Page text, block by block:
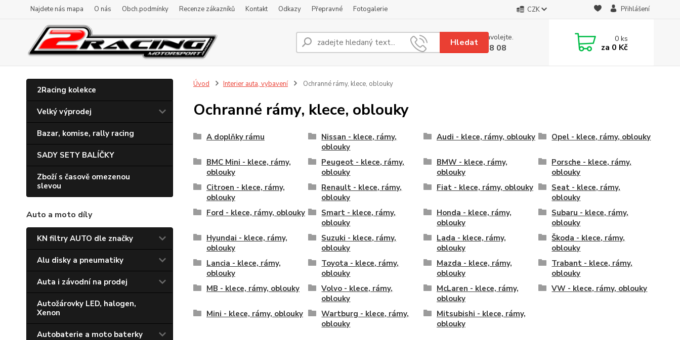
Najdete nás mapa O nás Obch.podmínky Recenze zákazníků Kontakt Odkazy Přepravné Fotogalerie CZK Přihlášení
Hledat
Nevíte si rady? Zavolejte.
+420 608 08 18 08
0ks
za 0 Kč
2Racing kolekce
Velký výprodej
Bazar, komise, rally racing
SADY SETY BALÍČKY
Zboží s časově omezenou
slevou
Auto a moto díly
KN filtry AUTO dle značky
Alu disky a pneumatiky
Auta i závodní na prodej
Autožárovky LED, halogen,
Xenon
Autobaterie a moto baterky
Úvod Interier auta, vybavení Ochranné rámy, klece, oblouky
Ochranné rámy, klece, oblouky
A doplňky rámu
Nissan - klece, rámy,
oblouky
Audi - klece, rámy, oblouky Opel - klece, rámy, oblouky
BMC Mini - klece, rámy,
oblouky
Peugeot - klece, rámy,
oblouky
BMW - klece, rámy,
oblouky
Porsche - klece, rámy,
oblouky
Citroen - klece, rámy,
oblouky
Renault - klece, rámy,
oblouky
Fiat - klece, rámy, oblouky
Seat - klece, rámy,
oblouky
Ford - klece, rámy, oblouky
Smart - klece, rámy,
oblouky
Honda - klece, rámy,
oblouky
Subaru - klece, rámy,
oblouky
Hyundai - klece, rámy,
oblouky
Suzuki - klece, rámy,
oblouky
Lada - klece, rámy,
oblouky
Škoda - klece, rámy,
oblouky
Lancia - klece, rámy,
oblouky
Toyota - klece, rámy,
oblouky
Mazda - klece, rámy,
oblouky
Trabant - klece, rámy,
oblouky
MB - klece, rámy, oblouky
Volvo - klece, rámy,
oblouky
McLaren - klece, rámy,
oblouky
VW - klece, rámy, oblouky
Mini - klece, rámy, oblouky
Wartburg - klece, rámy,
oblouky
Mitsubishi - klece, rámy,
oblouky